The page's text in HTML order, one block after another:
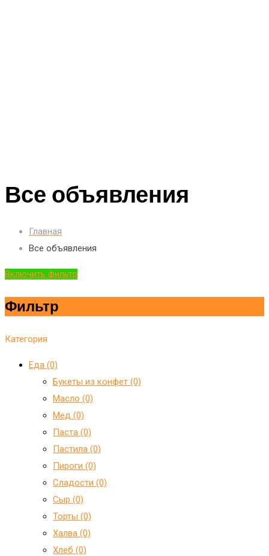
Все объявления
Главная
Все объявления
Включить фильтр
Фильтр
Категория
Еда (0)
Букеты из конфет (0)
Масло (0)
Мед (0)
Паста (0)
Пастила (0)
Пироги (0)
Сладости (0)
Сыр (0)
Торты (0)
Халва (0)
Хлеб (0)